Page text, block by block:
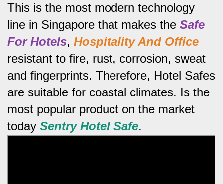
This is the most modern technology
line in Singapore that makes the Safe
For Hotels, Hospitality And Office
resistant to fire, rust, corrosion, sweat
and fingerprints. Therefore, Hotel Safes
are suitable for coastal climates. Is the
most popular product on the market
today Sentry Hotel Safe.